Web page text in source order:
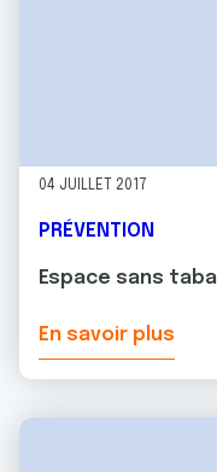
04 JUILLET 2017
PRÉVENTION
Espace sans
En savoir plus